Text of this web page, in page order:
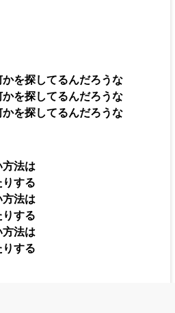
を探してるんだろうな
を探してるんだろうな
を探してるんだろうな
法は
する
法は
する
法は
する